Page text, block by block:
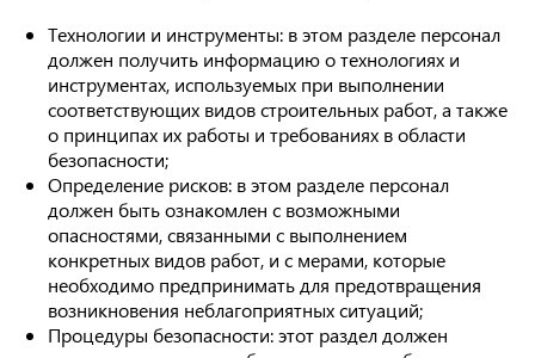
Технологии и инструменты: в этом разделе персонал
должен получить информацию о технологиях и
инструментах, используемых при выполнении
соответствующих видов строительных работ, а также
о принципах их работы и требованиях в области
безопасности;
Определение рисков: в этом разделе персонал
должен быть ознакомлен с возможными
опасностями, связанными с выполнением
конкретных видов работ, и с мерами, которые
необходимо предпринимать для предотвращения
возникновения неблагоприятных ситуаций;
Процедуры безопасности: этот раздел должен